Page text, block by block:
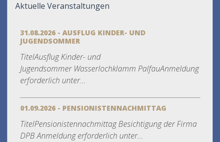
Aktuelle Veranstaltungen
31.08.2026 - AUSFLUG KINDER- UND
JUGENDSOMMER
TitelAusflug Kinder- und
Jugendsommer Wasserlochklamm PalfauAnmeldung
erforderlich unter...
01.09.2026 - PENSIONISTENNACHMITTAG
TitelPensionistennachmittag Besichtigung der Firma
DPB Anmeldung erforderlich unter...